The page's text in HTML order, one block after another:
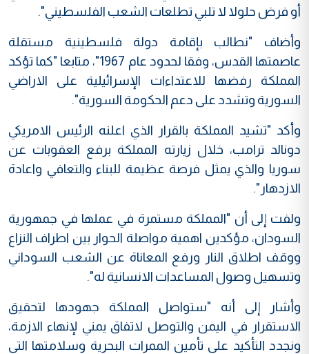
أو فرض حلولا لا تلبي تطلعات الشعب الفلسطيني".
وأضاف "نطالب بإقامة دولة فلسطينية مستقلة
عاصمتها القدس، وفقا لحدود عام 1967"، متابعا "كما تؤكد
المملكة رفضها للاعتداءات الإسرائيلية على الاراضي
السورية وتشدد على دعم الحكومة السورية".
وأكد "تشيد المملكة بالقرار الذي اعلنه الرئيس الامريكي
دونالد ترامب، خلال زيارته المملكة برفع العقوبات عن
سوريا والذي يمثل فرصة عظيمة للبناء والتعافي واعادة
الازدهار".
ولفت إلى أن "المملكة مستمرة في عملها في جمهورية
السودان، مؤكدين اهمية مواصلة الحوار بين اطراف النزاع
ووقف اطلاق النار ورفع المعاناة عن الشعب السوداني
وتسهيل وصول المساعدات الانسانية له".
وأشار إلى أنه "ستواصل المملكة جهودها لتحقيق
الاستقرار في اليمن والتوصل لاتفاق يمني لإنهاء الازمة،
ونجدد التأكيد على تأمين الممرات البحرية وسلامتها التي